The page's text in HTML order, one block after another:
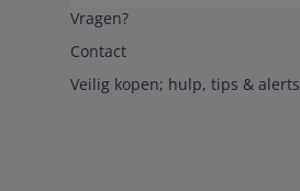
Vragen?
Contact
Veilig kopen; hulp, tips & alerts